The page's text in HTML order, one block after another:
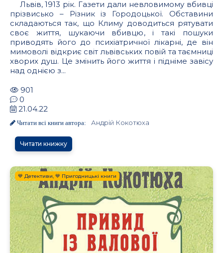
Львів, 1913 рік. Газети дали невловимому вбивці
прізвисько – Різник із Городоцької. Обставини
складаються так, що Климу доводиться рятувати
своє життя, шукаючи вбивцю, і такі пошуки
приводять його до психіатричної лікарні, де він
мимоволі відкриє світ львівських повій та таємниці
хворих душ. Це змінить його життя і підніме завісу
над однією з...
901
0
21.04.22
Читати всі книги автора: Андрій Кокотюха
Читати книжку
💙 Детективи, 💙 Пригодницькі книги